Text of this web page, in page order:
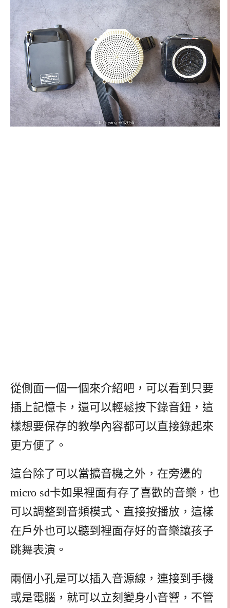
從側面一個一個來介紹吧，可以看到只要
插上記憶卡，還可以輕鬆按下錄音鈕，這
樣想要保存的教學內容都可以直接錄起來
更方便了。
這台除了可以當擴音機之外，在旁邊的
micro sd卡如果裡面有存了喜歡的音樂，也
可以調整到音頻模式、直接按播放，這樣
在戶外也可以聽到裡面存好的音樂讓孩子
跳舞表演。
兩個小孔是可以插入音源線，連接到手機
或是電腦，就可以立刻變身小音響，不管